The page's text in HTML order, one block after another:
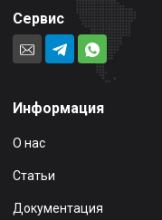
Сервис
Информация
О нас
Статьи
Документация